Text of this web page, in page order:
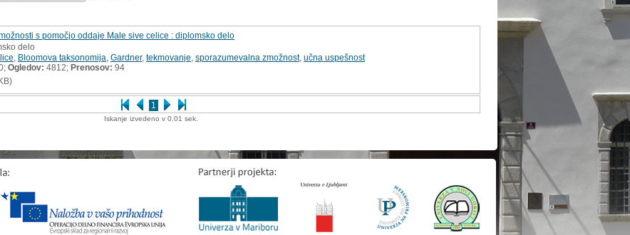
1
s pomočjo oddaje Male sive celice : diplomsko delo
delo
Bloomova taksonomija Gardner, tekmovanje sporazumevalna zmožnost, učna uspešnost
Ogledov: 4812; Prenosov: 94
Iskanje izvedeno v 0.01 sek.